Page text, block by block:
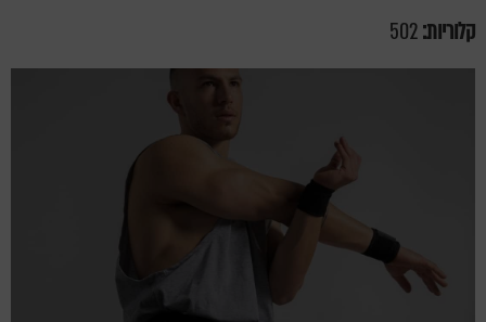
קלוריות: